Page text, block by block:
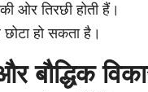
ओर तिरछी होती हैं।
हो सकता है।
बौद्धिक